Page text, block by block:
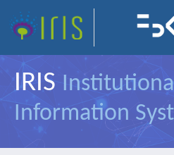
IRIS
Information